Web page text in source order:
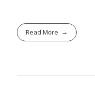
Read More